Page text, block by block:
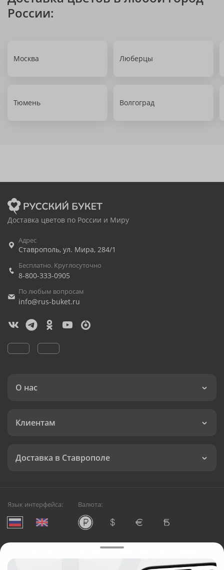
России:
Москва Люберцы
Тюмень Волгоград
Доставка цветов по России и Миру
Адрес
Ставрополь, ул. Мира, 284/1
Бесплатно. Круглосуточно
8-800-333-0905
По любым вопросам
info@rus-buket.ru
О нас
Клиентам
Доставка в Ставрополе
Язык интерфейса: Валюта:
Служба круглосуточной доставки цветов в Ставрополе
Русский Букет, 2026